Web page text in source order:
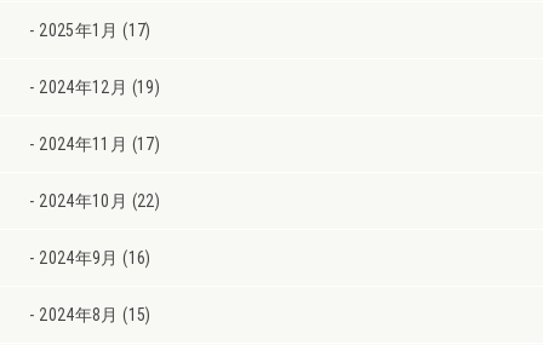
2025年1月 (17)
2024年12月 (19)
2024年11月 (17)
2024年10月 (22)
2024年9月 (16)
2024年8月 (15)